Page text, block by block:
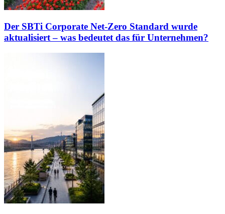
Der SBTi Corporate Net-Zero Standard wurde
aktualisiert – was bedeutet das für Unternehmen?